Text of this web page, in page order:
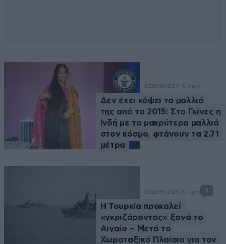
ΚΟΣΜΟΣ27 λ. πριν
Δεν έχει κόψει τα μαλλιά
της από το 2015: Στο Γκίνες η
Ινδή με τα μακρύτερα μαλλιά
στον κόσμο, φτάνουν τα 2,71
μέτρα
ΚΟΣΜΟΣ29 λ. πριν 4
Η Τουρκία προκαλεί
«γκριζάροντας» ξανά το
Αιγαίο – Μετά το
Χωροταξικό Πλαίσιο για τον